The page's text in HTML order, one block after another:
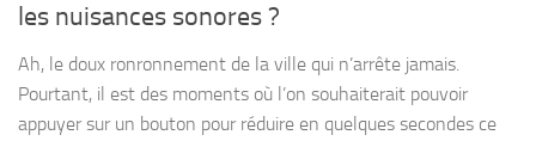
les nuisances sonores ?
Ah, le doux ronronnement de la ville qui n’arrête jamais.
Pourtant, il est des moments où l’on souhaiterait pouvoir
appuyer sur un bouton pour réduire en quelques secondes ce